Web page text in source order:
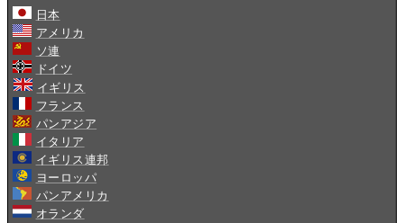
日本
アメリカ
ソ連
ドイツ
イギリス
フランス
パンアジア
イタリア
イギリス連邦
ヨーロッパ
パンアメリカ
オランダ